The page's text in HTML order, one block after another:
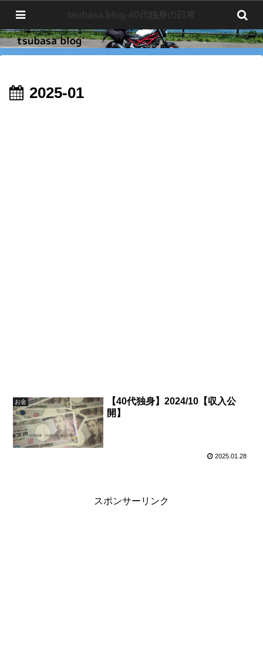
2025-01
お金
【40代独身】2024/10【収入公
開】
2025.01.28
スポンサーリンク